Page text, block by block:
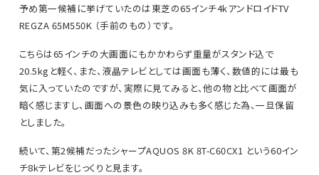
予め第一候補に挙げていたのは東芝の65インチ4kアンドロイドTV
REGZA 65M550K （手前のもの）です。
こちらは65インチの大画面にもかかわらず重量がスタンド込で
20.5kgと軽く、また、液晶テレビとしては画面も薄く、数値的には最も
気に入っていたのですが、実際に見てみると、他の物と比べて画面が
暗く感じますし、画面への景色の映り込みも多く感じた為、一旦保留
としました。
続いて、第2候補だったシャープAQUOS 8K 8T-C60CX1 という60イン
チ8kテレビをじっくりと見ます。